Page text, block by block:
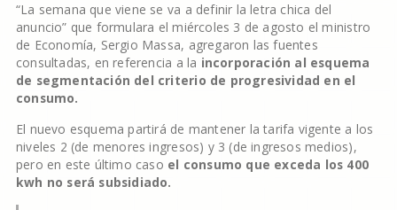
“La semana que viene se va a definir la letra chica del
anuncio” que formulara el miércoles 3 de agosto el ministro
de Economía, Sergio Massa, agregaron las fuentes
consultadas, en referencia a la incorporación al esquema
de segmentación del criterio de progresividad en el
consumo.
El nuevo esquema partirá de mantener la tarifa vigente a los
niveles 2 (de menores ingresos) y 3 (de ingresos medios),
pero en este último caso el consumo que exceda los 400
kwh no será subsidiado.